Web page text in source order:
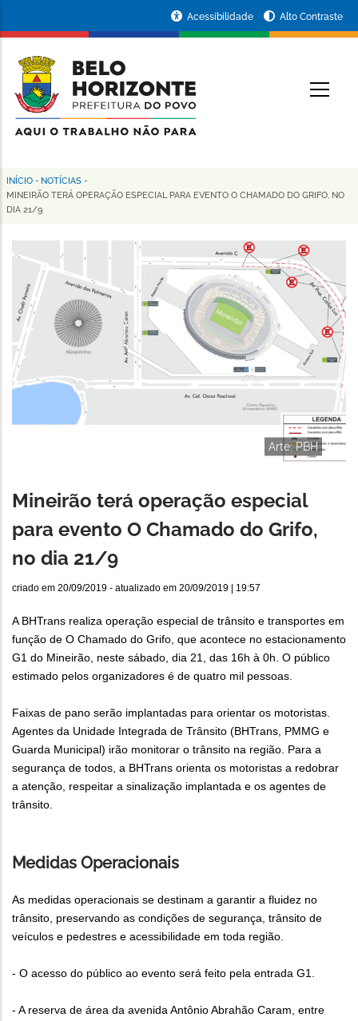
conteúdo
principal
da
Prefeitura
de
Horizonte
Acessibilidade Alto Contraste
Trilha
de
navegação
INÍCIO - NOTÍCIAS -
MINEIRÃO TERÁ OPERAÇÃO ESPECIAL PARA EVENTO O CHAMADO DO GRIFO, NO
DIA 21/9
Arte: PBH
Mineirão terá operação especial
para evento O Chamado do Grifo,
no dia 21/9
criado em 20/09/2019 - atualizado em 20/09/2019 | 19:57
A BHTrans realiza operação especial de trânsito e transportes em
função de O Chamado do Grifo, que acontece no estacionamento
G1 do Mineirão, neste sábado, dia 21, das 16h à 0h. O público
estimado pelos organizadores é de quatro mil pessoas.
Faixas de pano serão implantadas para orientar os motoristas.
Agentes da Unidade Integrada de Trânsito (BHTrans, PMMG e
Guarda Municipal) irão monitorar o trânsito na região. Para a
segurança de todos, a BHTrans orienta os motoristas a redobrar
a atenção, respeitar a sinalização implantada e os agentes de
trânsito.
Medidas Operacionais
As medidas operacionais se destinam a garantir a fluidez no
trânsito, preservando as condições de segurança, trânsito de
veículos e pedestres e acessibilidade em toda região.
- O acesso do público ao evento será feito pela entrada G1.
- A reserva de área da avenida Antônio Abrahão Caram, entre